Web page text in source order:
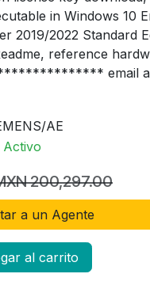
in Windows 10
2019/2022 Standard
reference
email
AE
Activo
200,297.00
a un Agente
al carrito